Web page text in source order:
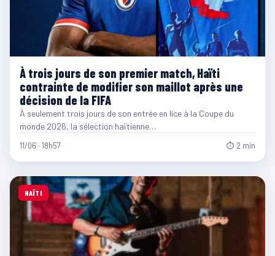
À trois jours de son premier match, Haïti
contrainte de modifier son maillot après une
décision de la FIFA
À seulement trois jours de son entrée en lice à la Coupe du
monde 2026, la sélection haïtienne…
11/06 · 18h57 ⏱ 2 min
HAÏTI